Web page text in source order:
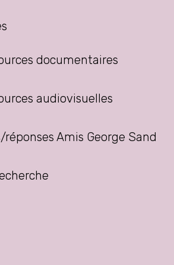
documentaires
audiovisuelles
réponses Amis George Sand